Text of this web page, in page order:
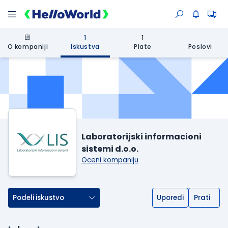
O kompaniji
1
Iskustva
1
Plate
Poslovi
Laboratorijski informacioni
sistemi d.o.o.
Oceni kompaniju
Podeli iskustvo Uporedi Prati